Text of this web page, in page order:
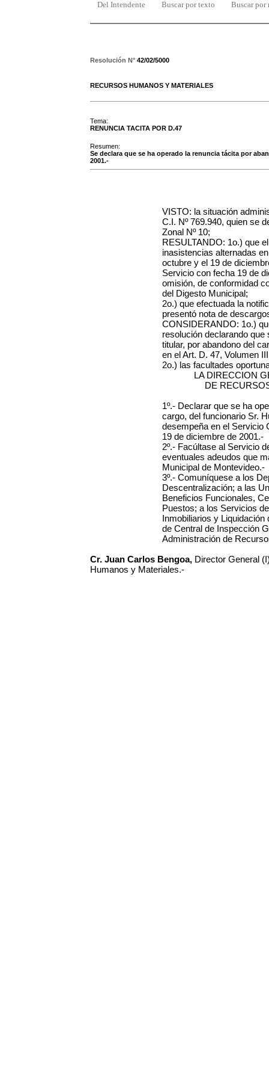
Del Intendente Buscar por texto Buscar por
Resolución N° 42/02/5000
RECURSOS HUMANOS Y MATERIALES
Tema:
RENUNCIA TACITA POR D.47
Resumen:
Se declara que se ha operado la renuncia tácita por
2001.-
VISTO: la situación
C.I. Nº 769.940, quien se
Zonal Nº 10;
RESULTANDO: 1o.) que
inasistencias alternadas
octubre y el 19 de
Servicio con fecha 19 de
omisión, de conformidad
del Digesto Municipal;
2o.) que efectuada la
presentó nota de
CONSIDERANDO: 1o.)
resolución declarando que
titular, por abandono del
en el Art. D. 47, Volumen
2o.) las facultades
LA DIRECCION
DE
1º.- Declarar que se ha
cargo, del funcionario Sr.
desempeña en el Servicio
19 de diciembre de 2001.-
2º.- Facúltase al Servicio
eventuales adeudos que
Municipal de Montevideo.-
3º.- Comuníquese a los
Descentralización; a las
Beneficios Funcionales,
Puestos; a los Servicios
Inmobiliarios y
de Central de Inspección
Administración de
Cr. Juan Carlos Bengoa, Director General
Humanos y Materiales.-